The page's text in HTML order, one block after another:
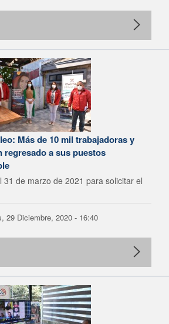
Más de 10 mil trabajadoras y
regresado a sus puestos
31 de marzo de 2021 para solicitar el
29 Diciembre, 2020 - 16:40